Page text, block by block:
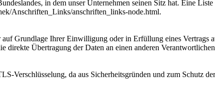
in dem unser Unternehmen seinen Sitz hat. Eine
Anschriften_Links/anschriften_links-node.html.
Grundlage Ihrer Einwilligung oder in Erfüllung eines Vertrags
direkte Übertragung der Daten an einen anderen
Verschlüsselung, da aus Sicherheitsgründen und zum Schutz